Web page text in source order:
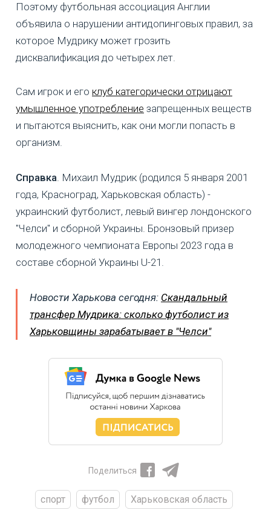
Поэтому футбольная ассоциация Англии
объявила о нарушении антидопинговых правил, за
которое Мудрику может грозить
дисквалификация до четырех лет.
Сам игрок и его клуб категорически отрицают
умышленное употребление запрещенных веществ
и пытаются выяснить, как они могли попасть в
организм.
Справка. Михаил Мудрик (родился 5 января 2001
года, Красноград, Харьковская область) -
украинский футболист, левый вингер лондонского
"Челси" и сборной Украины. Бронзовый призер
молодежного чемпионата Европы 2023 года в
составе сборной Украины U-21.
Новости Харькова сегодня: Скандальный
трансфер Мудрика: сколько футболист из
Харьковщины зарабатывает в "Челси"
Поделиться
спорт футбол Харьковская область